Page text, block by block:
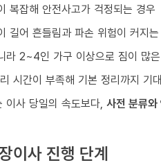
복잡해 안전사고가 걱정되는 경우
길어 흔들림과 파손 위험이 커지
라 2~4인 가구 이상으로 짐이 많
시간이 부족해 기본 정리까지 기
이사 당일의 속도보다, 사전 분류와
이사 진행 단계